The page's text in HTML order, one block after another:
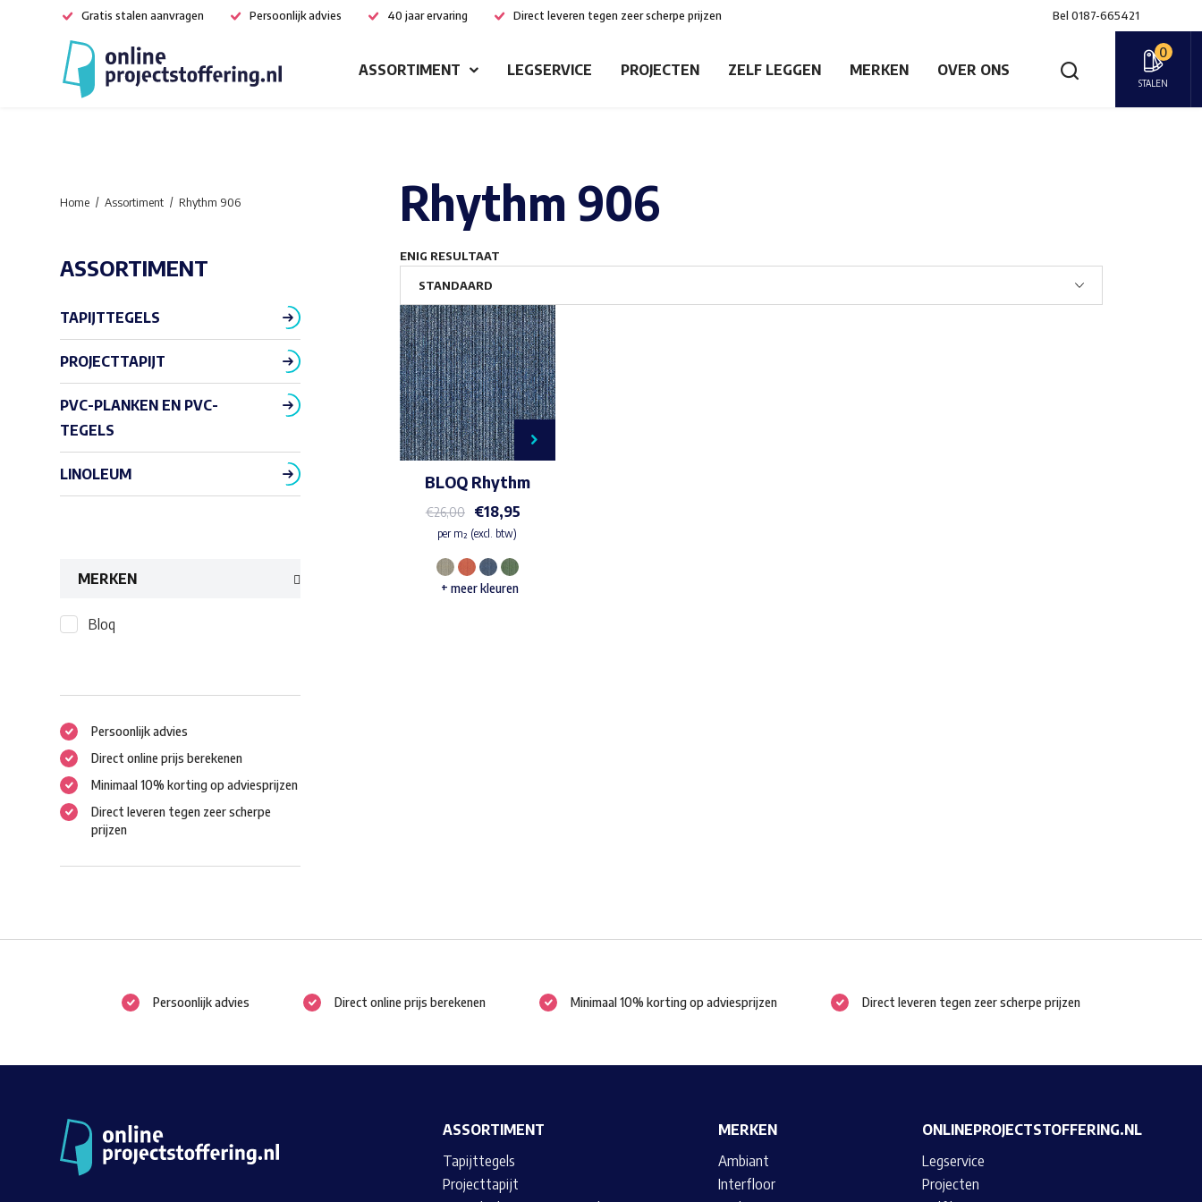
Gratis stalen aanvragen Persoonlijk advies 40 jaar ervaring Direct leveren tegen zeer scherpe prijzen Bel 0187-665421
ASSORTIMENT LEGSERVICE PROJECTEN ZELF LEGGEN MERKEN OVER ONS
0
STALEN
Rhythm 906
ENIG RESULTAAT
BLOQ Rhythm
€26,00 €18,95
per m² (excl. btw)
Dit
+ meer kleuren
Home Assortiment Rhythm 906
ASSORTIMENT
TAPIJTTEGELS
PROJECTTAPIJT
PVC-PLANKEN EN PVC-
TEGELS
LINOLEUM
MERKEN
Bloq
Persoonlijk advies
Direct online prijs berekenen
Minimaal 10% korting op adviesprijzen
Direct leveren tegen zeer scherpe
prijzen
Persoonlijk advies Direct online prijs berekenen Minimaal 10% korting op adviesprijzen Direct leveren tegen zeer scherpe prijzen
ASSORTIMENT
Tapijttegels
Projecttapijt
MERKEN
Ambiant
Interfloor
ONLINEPROJECTSTOFFERING.NL
Legservice
Projecten